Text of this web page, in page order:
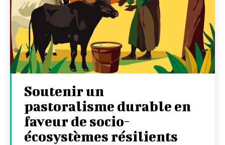
Soutenir un
pastoralisme durable en
faveur de socio-
écosystèmes résilients